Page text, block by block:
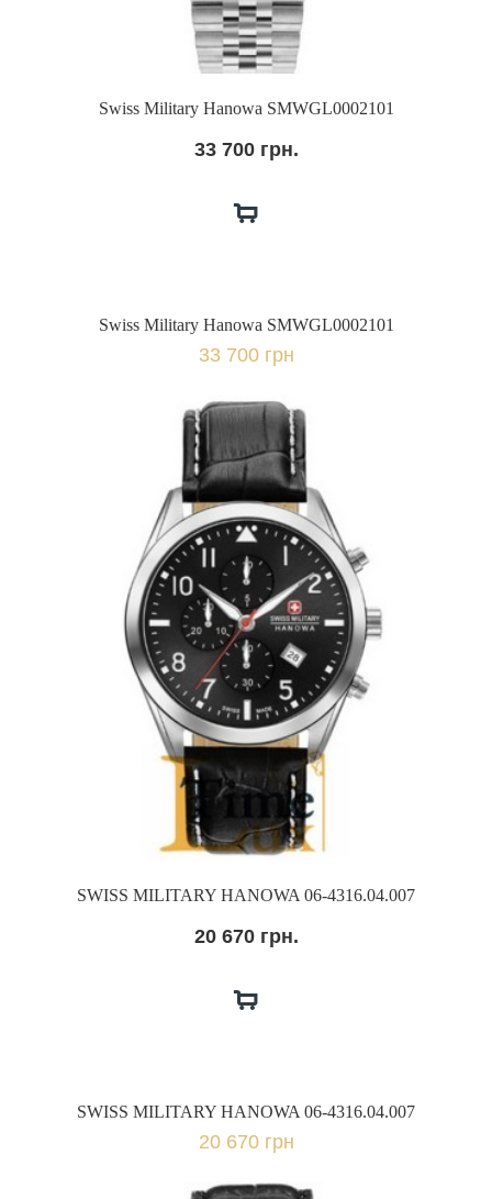
Swiss Military Hanowa SMWGL0002101
33 700 грн.
Swiss Military Hanowa SMWGL0002101
33 700 грн
SWISS MILITARY HANOWA 06-4316.04.007
20 670 грн.
SWISS MILITARY HANOWA 06-4316.04.007
20 670 грн